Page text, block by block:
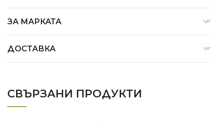
ЗА МАРКАТА
ДОСТАВКА
СВЪРЗАНИ ПРОДУКТИ